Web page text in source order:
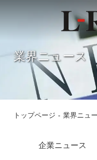
業界ニュース
トップページ - 業界ニュ
企業ニュース